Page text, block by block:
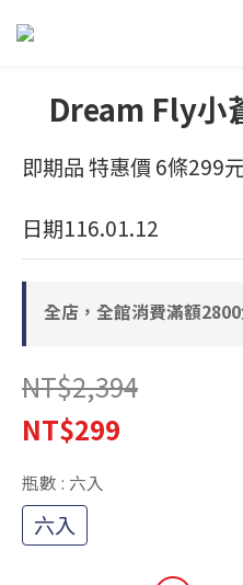
Dream Fly小
即期品 特惠價 6條299
日期116.01.12
全店，全館消費滿額
NT$2,394
NT$299
瓶數 : 六入
六入